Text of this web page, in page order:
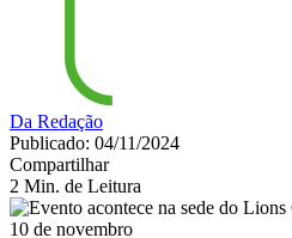
Da Redação
Publicado: 04/11/2024
Compartilhar
2 Min. de Leitura